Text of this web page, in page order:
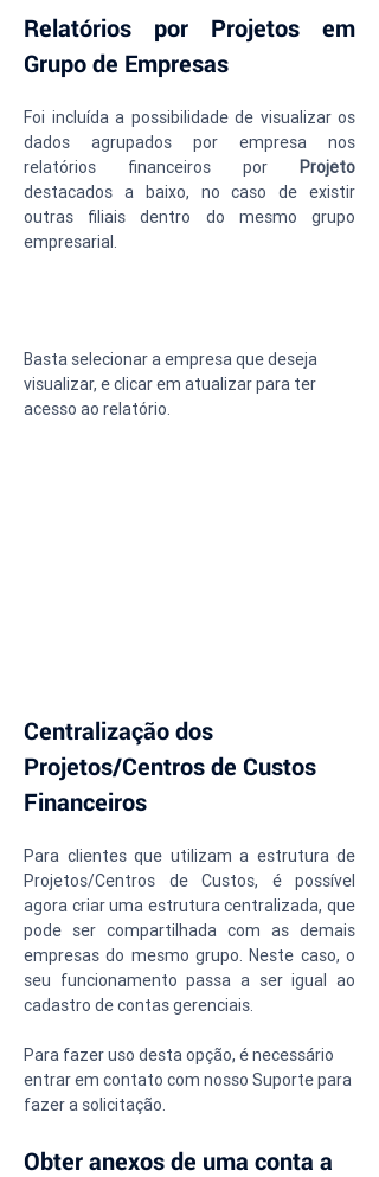
Relatórios por Projetos em
Grupo de Empresas
Foi incluída a possibilidade de visualizar os
dados agrupados por empresa nos
relatórios financeiros por
destacados a baixo, no caso de existir
outras filiais dentro do mesmo grupo
empresarial.
Basta selecionar a empresa que deseja
visualizar, e clicar em atualizar para ter
acesso ao relatório.
Centralização dos
Projetos/Centros de Custos
Financeiros
Para clientes que utilizam a estrutura de
Projetos/Centros de Custos, é possível
agora criar uma estrutura centralizada, que
pode ser compartilhada com as demais
empresas do mesmo grupo. Neste caso, o
seu funcionamento passa a ser igual ao
cadastro de contas gerenciais.
Para fazer uso desta opção, é necessário
entrar em contato com nosso Suporte para
fazer a solicitação.
Obter anexos de uma conta a